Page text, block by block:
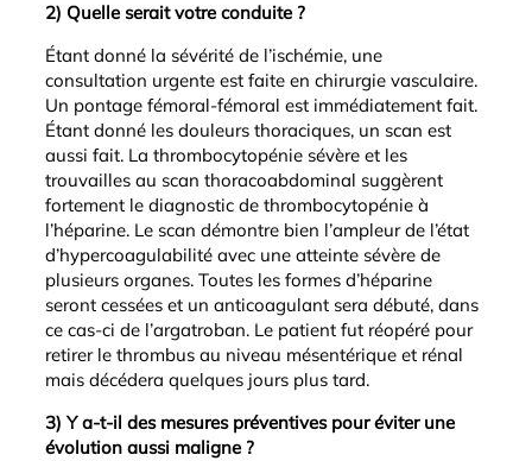
2) Quelle serait votre conduite ?
Étant donné la sévérité de l’ischémie, une
consultation urgente est faite en chirurgie vasculaire.
Un pontage fémoral-fémoral est immédiatement fait.
Étant donné les douleurs thoraciques, un scan est
aussi fait. La thrombocytopénie sévère et les
trouvailles au scan thoracoabdominal suggèrent
fortement le diagnostic de thrombocytopénie à
l’héparine. Le scan démontre bien l’ampleur de l’état
d’hypercoagulabilité avec une atteinte sévère de
plusieurs organes. Toutes les formes d’héparine
seront cessées et un anticoagulant sera débuté, dans
ce cas-ci de l’argatroban. Le patient fut réopéré pour
retirer le thrombus au niveau mésentérique et rénal
mais décédera quelques jours plus tard.
3) Y a-t-il des mesures préventives pour éviter une
évolution aussi maligne ?